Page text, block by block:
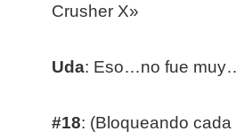
Crusher X»
Uda: Eso…no fue
#18: (Bloqueando